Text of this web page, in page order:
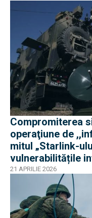
Compromiterea
operaţiune de
mitul „Starlink-
vulnerabilitățile
Rusie
21 APRILIE 2026